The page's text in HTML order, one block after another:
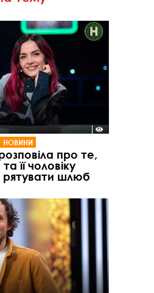
НОВИНИ
про те,
її чоловіку
рятувати шлюб